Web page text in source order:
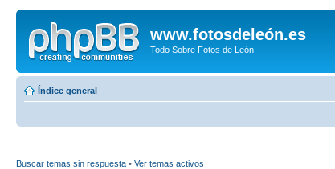
www.fotosdeleón.es
Todo Sobre Fotos de León
Índice general
Buscar temas sin respuesta • Ver temas activos